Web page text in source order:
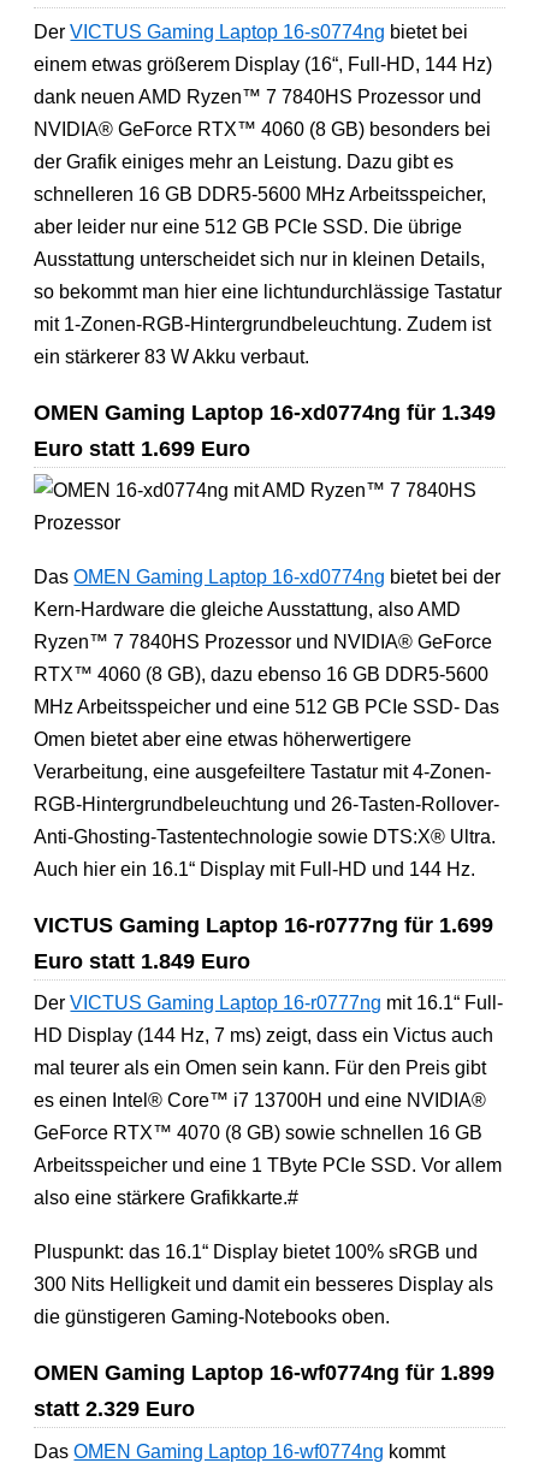
DerVICTUS Gaming Laptop 16-s0774ng bietet bei
einem etwas größerem Display (16“, Full-HD, 144 Hz)
dank neuen AMD Ryzen™ 7 7840HS Prozessor und
NVIDIA® GeForce RTX™ 4060 (8 GB) besonders bei
der Grafik einiges mehr an Leistung. Dazu gibt es
schnelleren 16 GB DDR5-5600 MHz Arbeitsspeicher,
aber leider nur eine 512 GB PCIe SSD. Die übrige
Ausstattung unterscheidet sich nur in kleinen Details,
so bekommt man hier eine lichtundurchlässige Tastatur
mit 1-Zonen-RGB-Hintergrundbeleuchtung. Zudem ist
ein stärkerer 83 W Akku verbaut.
OMEN Gaming Laptop 16-xd0774ng für 1.349
Euro statt 1.699 Euro
DasOMEN Gaming Laptop 16-xd0774ng bietet bei der
Kern-Hardware die gleiche Ausstattung, also AMD
Ryzen™ 7 7840HS Prozessor und NVIDIA® GeForce
RTX™ 4060 (8 GB), dazu ebenso 16 GB DDR5-5600
MHz Arbeitsspeicher und eine 512 GB PCIe SSD- Das
Omen bietet aber eine etwas höherwertigere
Verarbeitung, eine ausgefeiltere Tastatur mit 4-Zonen-
RGB-Hintergrundbeleuchtung und 26-Tasten-Rollover-
Anti-Ghosting-Tastentechnologie sowie DTS:X® Ultra.
Auch hier ein 16.1“ Display mit Full-HD und 144 Hz.
VICTUS Gaming Laptop 16-r0777ng für 1.699
Euro statt 1.849 Euro
DerVICTUS Gaming Laptop 16-r0777ng mit 16.1“ Full-
HD Display (144 Hz, 7 ms) zeigt, dass ein Victus auch
mal teurer als ein Omen sein kann. Für den Preis gibt
es einen Intel® Core™ i7 13700H und eine NVIDIA®
GeForce RTX™ 4070 (8 GB) sowie schnellen 16 GB
Arbeitsspeicher und eine 1 TByte PCIe SSD. Vor allem
also eine stärkere Grafikkarte.#
Pluspunkt: das 16.1“ Display bietet 100% sRGB und
300 Nits Helligkeit und damit ein besseres Display als
die günstigeren Gaming-Notebooks oben.
OMEN Gaming Laptop 16-wf0774ng für 1.899
statt 2.329 Euro
DasOMEN Gaming Laptop 16-wf0774ng kommt